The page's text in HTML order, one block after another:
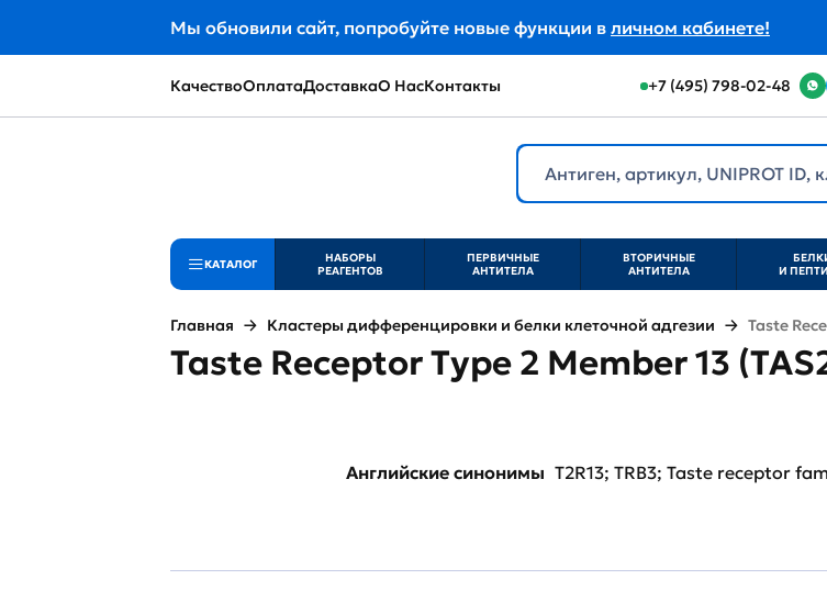
Мы обновили сайт, попробуйте новые функции в личном кабинете!
КачествоОплатаДоставкаО НасКонтакты +7 (495) 798-02-48
КАТАЛОГ
НАБОРЫ
РЕАГЕНТОВ
ПЕРВИЧНЫЕ
АНТИТЕЛА
ВТОРИЧНЫЕ
АНТИТЕЛА
И
Главная Кластеры дифференцировки и белки клеточной адгезии Taste
Taste Receptor Type 2 Member 13
Английские синонимы T2R13; TRB3; Taste receptor